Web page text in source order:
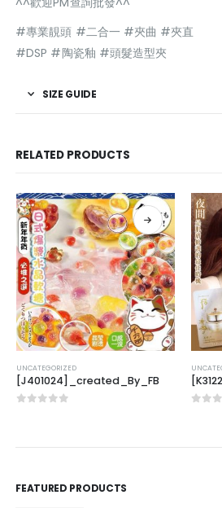
#專業靚頭 #二合一 #夾曲 #夾直
#DSP #陶瓷釉 #頭髮造型夾
SIZE GUIDE
RELATED PRODUCTS
UNCATEGORIZED
[J401024]_created_By_FB
FEATURED PRODUCTS